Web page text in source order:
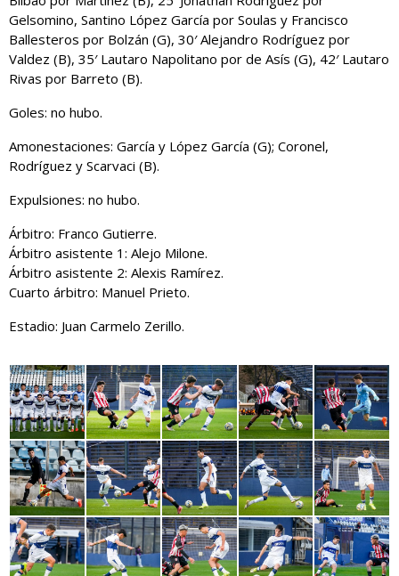
Gelsomino, Santino López García por Soulas y Francisco
Ballesteros por Bolzán (G), 30′ Alejandro Rodríguez por
Valdez (B), 35′ Lautaro Napolitano por de Asís (G), 42′ Lautaro
Rivas por Barreto (B).
Goles: no hubo.
Amonestaciones: García y López García (G); Coronel,
Rodríguez y Scarvaci (B).
Expulsiones: no hubo.
Árbitro: Franco Gutierre.
Árbitro asistente 1: Alejo Milone.
Árbitro asistente 2: Alexis Ramírez.
Cuarto árbitro: Manuel Prieto.
Estadio: Juan Carmelo Zerillo.